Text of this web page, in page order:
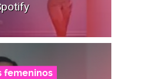
femeninos